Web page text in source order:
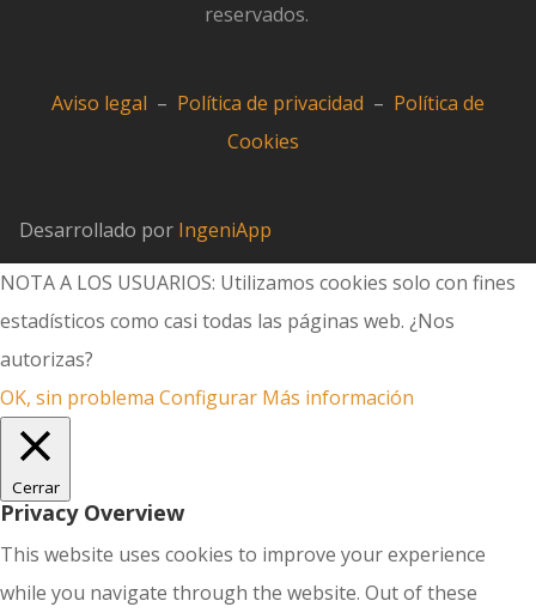
reservados.
Aviso legal – Política de privacidad – Política de
Cookies
Desarrollado por IngeniApp
NOTA A LOS USUARIOS: Utilizamos cookies solo con fines
estadísticos como casi todas las páginas web. ¿Nos
autorizas?
OK, sin problema Configurar Más información
Cerrar
Privacy Overview
This website uses cookies to improve your experience
while you navigate through the website. Out of these